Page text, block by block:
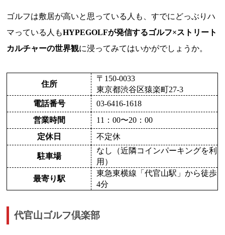
ゴルフは敷居が高いと思っている人も、すでにどっぶりハ
マっている人もHYPEGOLFが発信するゴルフ×ストリート
カルチャーの世界観に浸ってみてはいかがでしょうか。
住所
〒150-0033
東京都渋谷区猿楽町27-3
電話番号
03-6416-1618
営業時間
11：00〜20：00
定休日
不定休
駐車場
なし（近隣コインパーキングを利
用）
最寄り駅
東急東横線「代官山駅」から徒歩
4分
代官山ゴルフ倶楽部